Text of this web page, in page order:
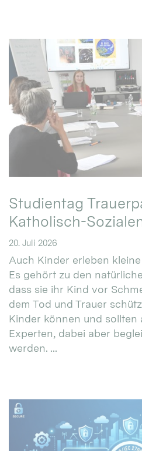
Studientag
Katholisch-
20. Juli 2026
Auch Kinder erleben
Es gehört zu den
dass sie ihr Kind vor
dem Tod und Trauer
Kinder können und sollten
Experten, dabei aber
werden. ...